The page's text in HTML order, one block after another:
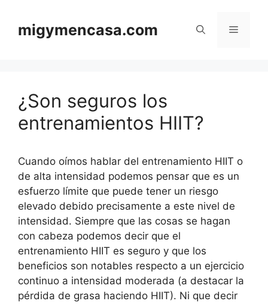
contenido
migymencasa.com Menú
¿Son seguros los
entrenamientos HIIT?
Cuando oímos hablar del entrenamiento HIIT o
de alta intensidad podemos pensar que es un
esfuerzo límite que puede tener un riesgo
elevado debido precisamente a este nivel de
intensidad. Siempre que las cosas se hagan
con cabeza podemos decir que el
entrenamiento HIIT es seguro y que los
beneficios son notables respecto a un ejercicio
continuo a intensidad moderada (a destacar la
pérdida de grasa haciendo HIIT). Ni que decir